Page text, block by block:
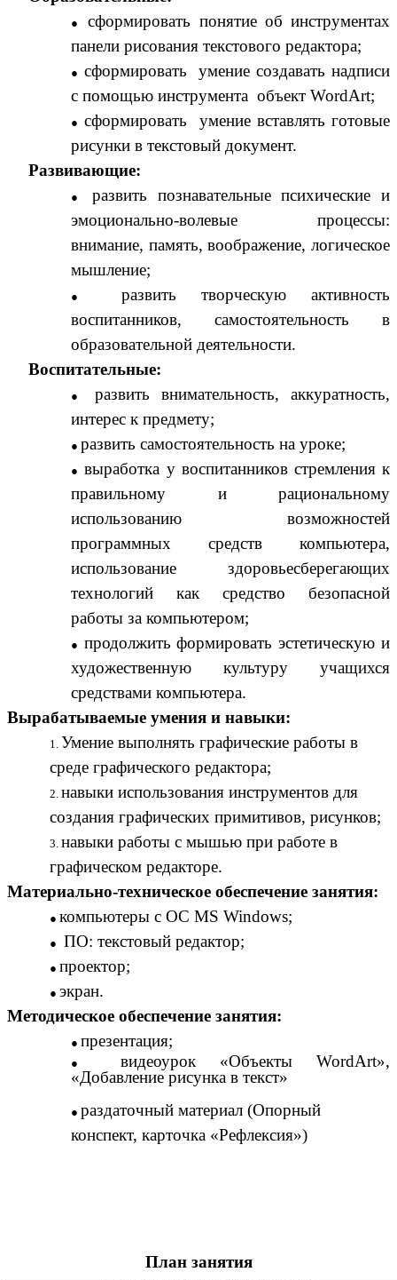
сформировать понятие об инструментах
панели рисования текстового редактора;
сформировать умение создавать надписи
с помощью инструмента объект WordArt;
сформировать умение вставлять готовые
рисунки в текстовый документ.
Развивающие:
развить познавательные психические и
эмоционально-волевые процессы:
внимание, память, воображение, логическое
мышление;
развить творческую активность
воспитанников, самостоятельность в
образовательной деятельности.
Воспитательные:
развить внимательность, аккуратность,
интерес к предмету;
развить самостоятельность на уроке;
выработка у воспитанников стремления к
правильному и рациональному
использованию возможностей
программных средств компьютера,
использование здоровьесберегающих
технологий как средство безопасной
работы за компьютером;
продолжить формировать эстетическую и
художественную культуру учащихся
средствами компьютера.
Вырабатываемые умения и навыки:
Умение выполнять графические работы в
среде графического редактора;
навыки использования инструментов для
создания графических примитивов, рисунков;
навыки работы с мышью при работе в
графическом редакторе.
Материально-техническое обеспечение занятия:
компьютеры с ОС MS Windows;
ПО: текстовый редактор;
проектор;
экран.
Методическое обеспечение занятия:
презентация;
видеоурок «Объекты WordArt»,
«Добавление рисунка в текст»
раздаточный материал (Опорный
конспект, карточка «Рефлексия»)
План занятия